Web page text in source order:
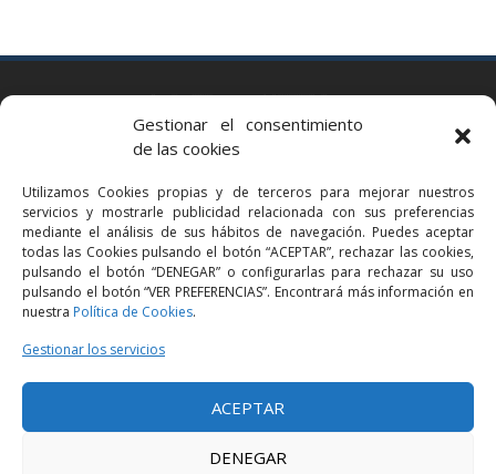
Gestionar el consentimiento
de las cookies
Utilizamos Cookies propias y de terceros para mejorar nuestros
servicios y mostrarle publicidad relacionada con sus preferencias
mediante el análisis de sus hábitos de navegación. Puedes aceptar
todas las Cookies pulsando el botón “ACEPTAR”, rechazar las cookies,
pulsando el botón “DENEGAR” o configurarlas para rechazar su uso
pulsando el botón “VER PREFERENCIAS”. Encontrará más información en
nuestra Política de Cookies.
Gestionar los servicios
ACEPTAR
DENEGAR
Via Augusta 2 bis, 3º, 08006 Barcelona
bcn@bellavistalegal.eu
GRANOLLERS
C/ Sant Jaume, 16 1r, 08401 Granollers (Bcn)
+34 93 860 39 60
grn@bellavistalegal.eu
MADRID
C/ Serrano 114, 2º izq. 28006 Madrid.
+34 91 431 98 21 | +34 91 431 98 95
mad@bellavistalegal.eu